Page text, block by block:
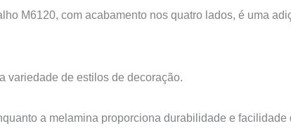
M6120, com acabamento nos quatro lados, é uma
variedade de estilos de decoração.
a melamina proporciona durabilidade e facilidade